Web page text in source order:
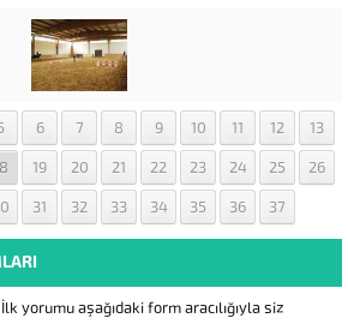
6 7 8 9 10 11 12 13
19 20 21 22 23 24 25 26
31 32 33 34 35 36 37
yorumu aşağıdaki form aracılığıyla siz